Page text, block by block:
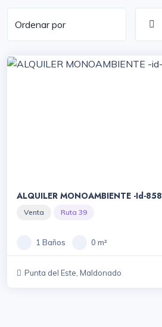
ALQUILER MONOAMBIENTE -id-858
Venta Ruta 39
1 Baños 0 m²
Punta del Este, Maldonado